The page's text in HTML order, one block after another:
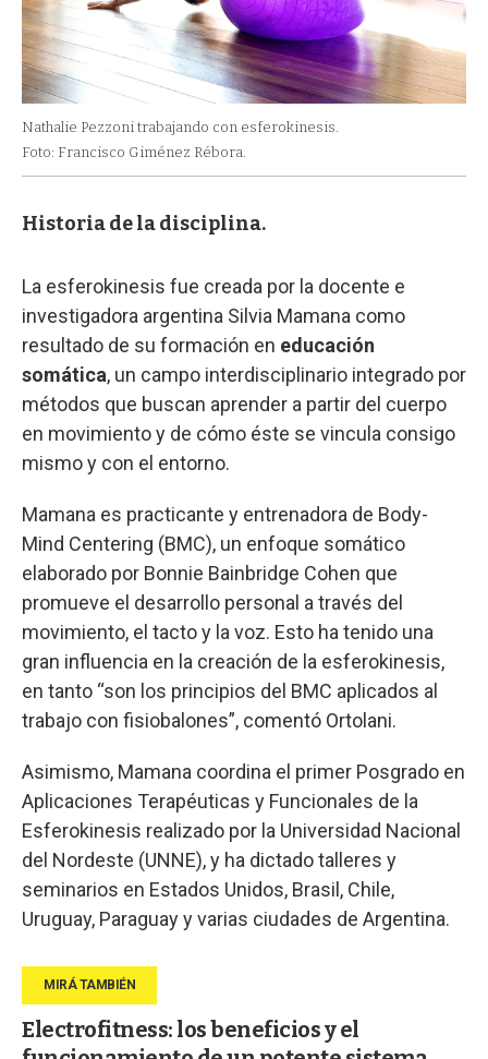
Nathalie Pezzoni trabajando con esferokinesis.
Foto: Francisco Giménez Rébora.
Historia de la disciplina.
La esferokinesis fue creada por la docente e
investigadora argentina Silvia Mamana como
resultado de su formación en educación
somática, un campo interdisciplinario integrado por
métodos que buscan aprender a partir del cuerpo
en movimiento y de cómo éste se vincula consigo
mismo y con el entorno.
Mamana es practicante y entrenadora de Body-
Mind Centering (BMC), un enfoque somático
elaborado por Bonnie Bainbridge Cohen que
promueve el desarrollo personal a través del
movimiento, el tacto y la voz. Esto ha tenido una
gran influencia en la creación de la esferokinesis,
en tanto “son los principios del BMC aplicados al
trabajo con fisiobalones”, comentó Ortolani.
Asimismo, Mamana coordina el primer Posgrado en
Aplicaciones Terapéuticas y Funcionales de la
Esferokinesis realizado por la Universidad Nacional
del Nordeste (UNNE), y ha dictado talleres y
seminarios en Estados Unidos, Brasil, Chile,
Uruguay, Paraguay y varias ciudades de Argentina.
Electrofitness: los beneficios y el